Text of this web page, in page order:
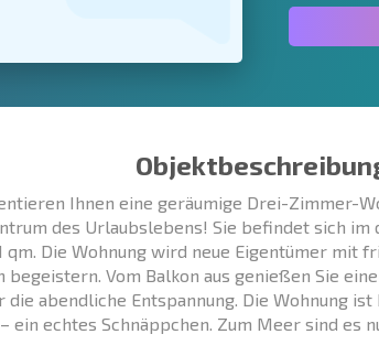
Ihnen eine geräumige Drei-Zimmer-
des Urlaubslebens! Sie befindet sich im
qm. Die Wohnung wird neue Eigentümer
Vom Balkon aus genießen Sie
abendliche Entspannung. Die Wohnung
ein echtes Schnäppchen. Zum Meer sind es